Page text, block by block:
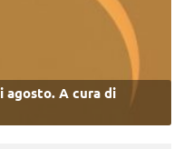
agosto. A cura di